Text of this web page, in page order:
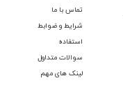
تماس با ما
شرایط و ضوابط
استفاده
سوالات متداول
لینک های مهم